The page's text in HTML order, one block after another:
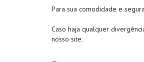
Para sua comodidade e
Caso haja qualquer
nosso site.